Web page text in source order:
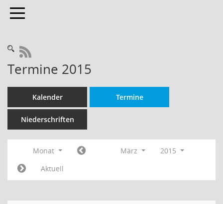
Toggle navigation
RSS-Feed
Termine 2015
Kalender Termine
Niederschriften
Monat März
2015
Aktuell